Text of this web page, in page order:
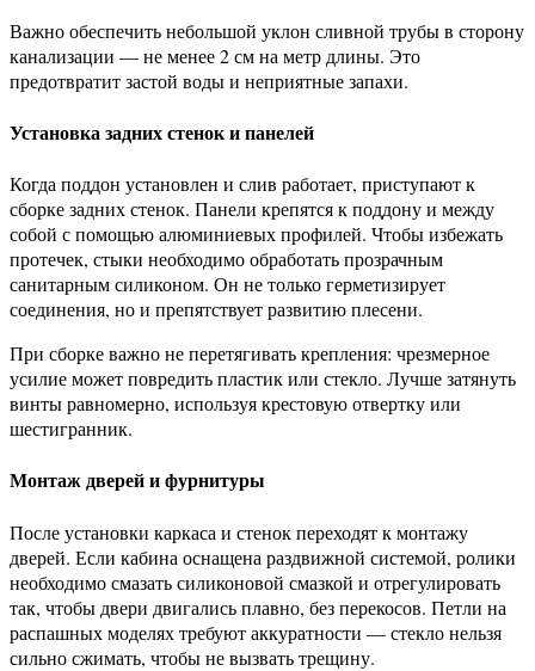
Важно обеспечить небольшой уклон сливной трубы в сторону
канализации — не менее 2 см на метр длины. Это
предотвратит застой воды и неприятные запахи.
Установка задних стенок и панелей
Когда поддон установлен и слив работает, приступают к
сборке задних стенок. Панели крепятся к поддону и между
собой с помощью алюминиевых профилей. Чтобы избежать
протечек, стыки необходимо обработать прозрачным
санитарным силиконом. Он не только герметизирует
соединения, но и препятствует развитию плесени.
При сборке важно не перетягивать крепления: чрезмерное
усилие может повредить пластик или стекло. Лучше затянуть
винты равномерно, используя крестовую отвертку или
шестигранник.
Монтаж дверей и фурнитуры
После установки каркаса и стенок переходят к монтажу
дверей. Если кабина оснащена раздвижной системой, ролики
необходимо смазать силиконовой смазкой и отрегулировать
так, чтобы двери двигались плавно, без перекосов. Петли на
распашных моделях требуют аккуратности — стекло нельзя
сильно сжимать, чтобы не вызвать трещину.